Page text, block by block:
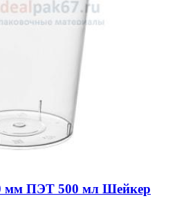
мм ПЭТ 500 мл Шейкер